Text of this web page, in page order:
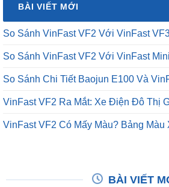
BÀI VIẾT MỚI
So Sánh VinFast VF2 Với VinFast
So Sánh VinFast VF2 Với VinFast
So Sánh Chi Tiết Baojun E100 Và
VinFast VF2 Ra Mắt: Xe Điện Đô Thị
VinFast VF2 Có Mấy Màu? Bảng
BÀI VIẾT